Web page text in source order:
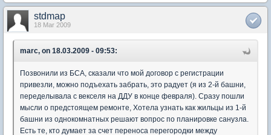
stdmap
18 Mar 2009
marc, on 18.03.2009 - 09:53:
Позвонили из БСА, сказали что мой договор с регистрации
привезли, можно подъехать забрать, это радует (я из 2-й башни,
переделывала с векселя на ДДУ в конце февраля). Сразу пошли
мысли о предстоящем ремонте, Хотела узнать как жильцы из 1-й
башни из однокомнатных решают вопрос по планировке санузла.
Есть те, кто думает за счет переноса перегородки между